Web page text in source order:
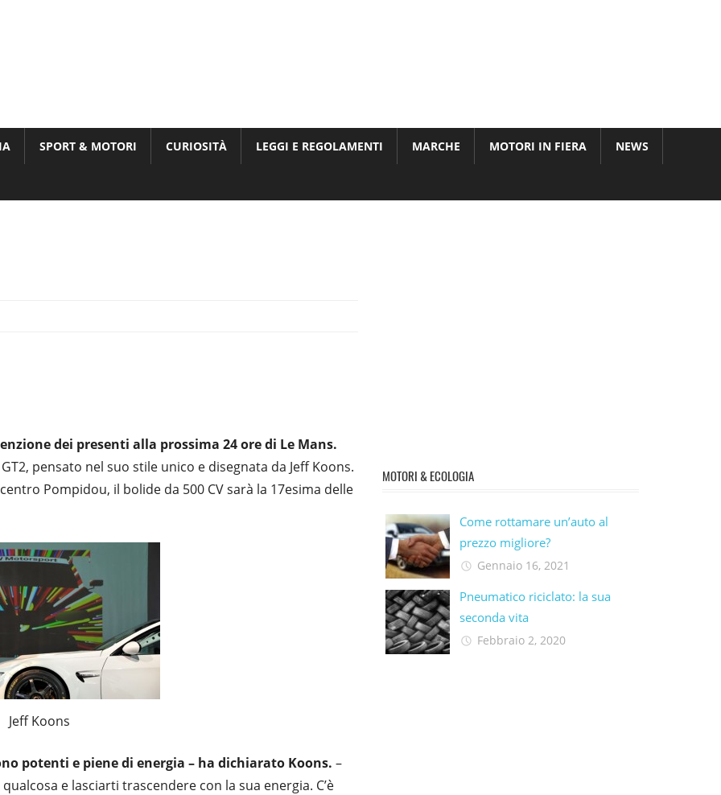
SPORT & MOTORI CURIOSITÀ LEGGI E REGOLAMENTI MARCHE MOTORI IN FIERA NEWS
dei presenti alla prossima 24 ore di Le Mans.
pensato nel suo stile unico e disegnata da Jeff Koons.
Pompidou, il bolide da 500 CV sarà la 17esima delle
Jeff Koons
potenti e piene di energia – ha dichiarato Koons. –
e lasciarti trascendere con la sua energia. C’è
MOTORI & ECOLOGIA
Come rottamare un’auto al
prezzo migliore?
Gennaio 16, 2021
Pneumatico riciclato: la sua
seconda vita​
Febbraio 2, 2020